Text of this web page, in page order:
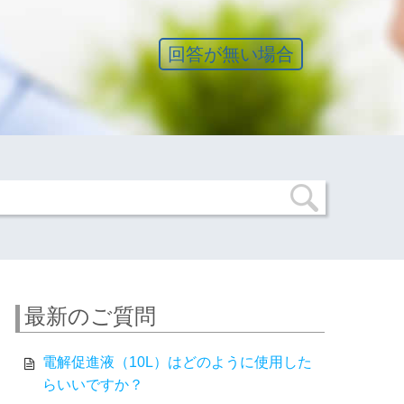
回答が無い場合
最新のご質問
電解促進液（10L）はどのように使用した
らいいですか？